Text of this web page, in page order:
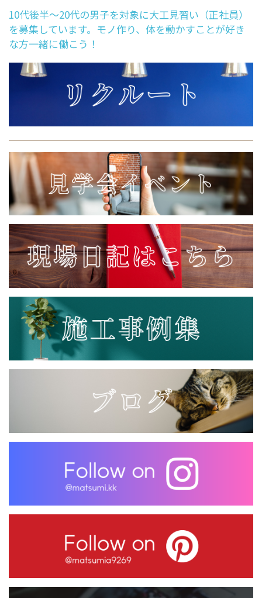
10代後半～20代の男子を対象に大工見習い（正社員）
を募集しています。モノ作り、体を動かすことが好き
な方一緒に働こう！